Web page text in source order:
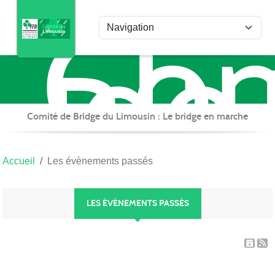
de
du
Comité de Bridge du Limousin : Le bridge en marche
Accueil Les évènements passés
LES ÉVÈNEMENTS PASSÉS